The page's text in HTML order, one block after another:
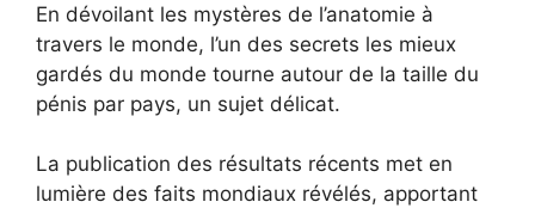
En dévoilant les mystères de l’anatomie à
travers le monde, l’un des secrets les mieux
gardés du monde tourne autour de la taille du
pénis par pays, un sujet délicat.
La publication des résultats récents met en
lumière des faits mondiaux révélés, apportant